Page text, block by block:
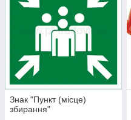
Знак "Пункт (місце)
збирання"